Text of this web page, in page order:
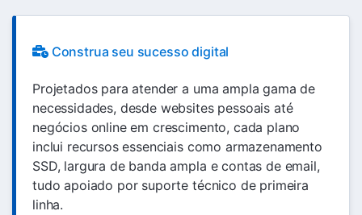
Construa seu sucesso digital
Projetados para atender a uma ampla gama de
necessidades, desde websites pessoais até
negócios online em crescimento, cada plano
inclui recursos essenciais como armazenamento
SSD, largura de banda ampla e contas de email,
tudo apoiado por suporte técnico de primeira
linha.